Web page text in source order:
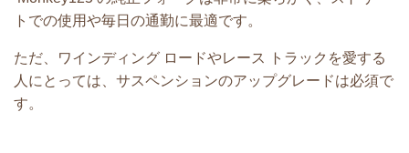
トでの使用や毎日の通勤に最適です。
ただ、ワインディング ロードやレース トラックを愛する
人にとっては、サスペンションのアップグレードは必須で
す。